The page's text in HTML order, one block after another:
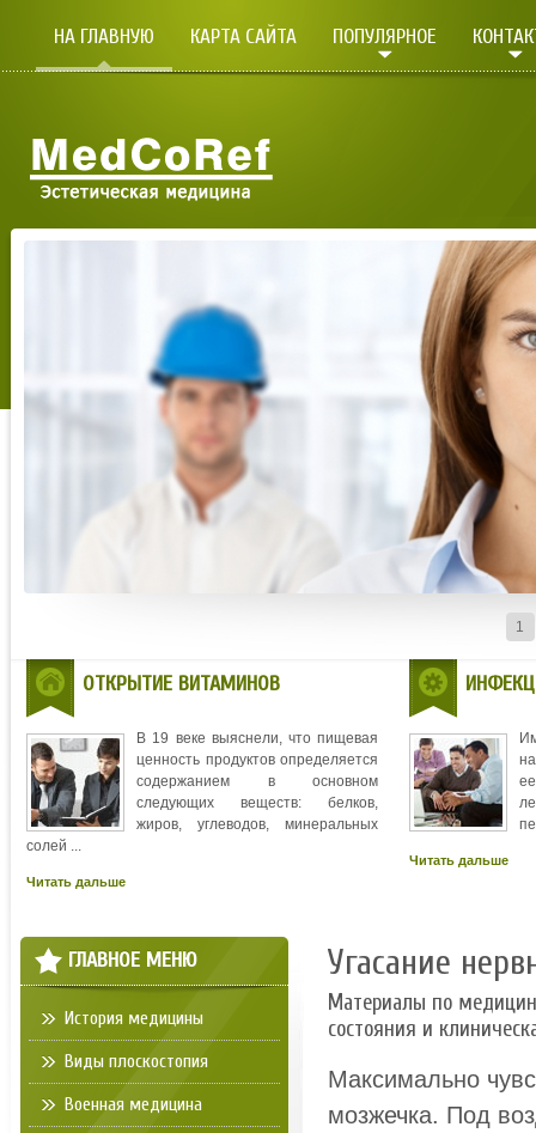
НА ГЛАВНУЮ КАРТА САЙТА ПОПУЛЯРНОЕ
1
ОТКРЫТИЕ ВИТАМИНОВ
В 19 веке выяснели, что пищевая
ценность продуктов определяется
содержанием в основном
следующих веществ: белков,
жиров, углеводов, минеральных
солей ...
Читать дальше
Читать дальше
Угасание
Материалы по
состояния и
Максимально
мозжечка. Под
ГЛАВНОЕ МЕНЮ
История медицины
Виды плоскостопия
Военная медицина